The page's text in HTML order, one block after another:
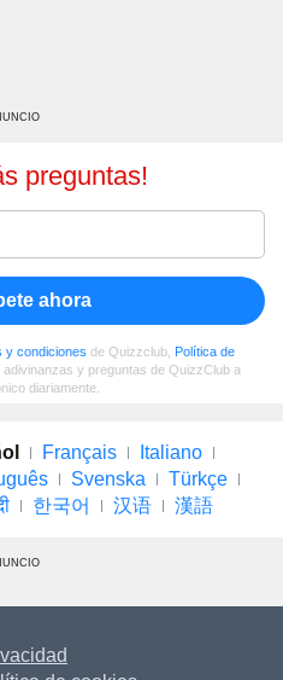
preguntas!
ahora
y condiciones de Quizzclub, Política de
y preguntas de QuizzClub a
diariamente.
Français
Italiano
Svenska
Türkçe
한국어 汉语 漢語